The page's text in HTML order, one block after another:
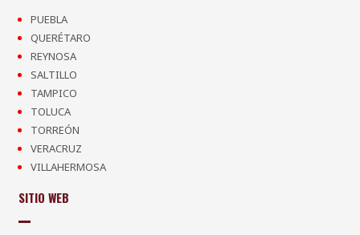
PUEBLA
QUERÉTARO
REYNOSA
SALTILLO
TAMPICO
TOLUCA
TORREÓN
VERACRUZ
VILLAHERMOSA
SITIO WEB